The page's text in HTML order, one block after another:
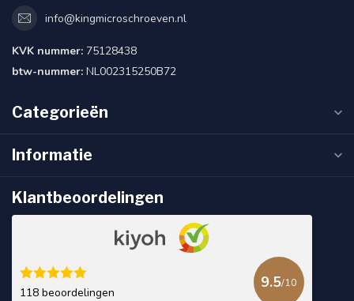
info@kingmicroschroeven.nl
KVK nummer: 75128438
btw-nummer: NL002315250B72
Categorieën
Informatie
Klantbeoordelingen
118 beoordelingen
9.5/10